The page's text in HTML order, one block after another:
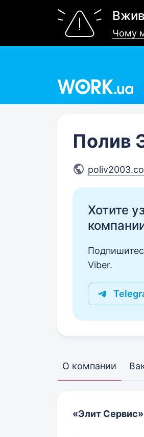
Чому
Полив
Хотите
Viber.
О компании
«Элит